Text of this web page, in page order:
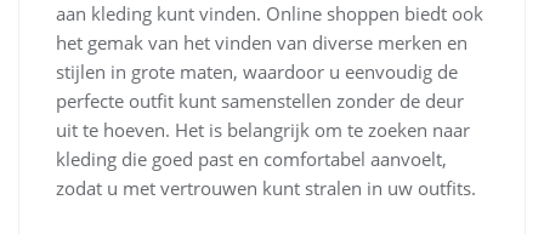
aan kleding kunt vinden. Online shoppen biedt ook
het gemak van het vinden van diverse merken en
stijlen in grote maten, waardoor u eenvoudig de
perfecte outfit kunt samenstellen zonder de deur
uit te hoeven. Het is belangrijk om te zoeken naar
kleding die goed past en comfortabel aanvoelt,
zodat u met vertrouwen kunt stralen in uw outfits.